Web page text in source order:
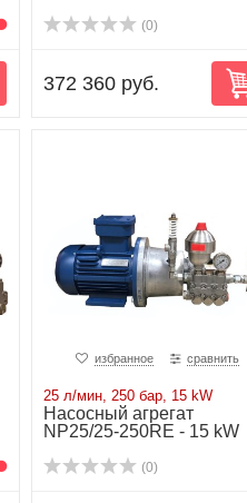
(0)
372 360 руб.
избранное сравнить
25 л/мин, 250 бар, 15 kW
Насосный агрегат
NP25/25-250RE - 15 kW
(0)